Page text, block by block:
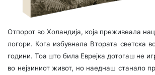
Отпорот во Холандија, која преживеала
логори. Кога избувнала Втората светска
години. Тоа што била Еврејка дотогаш не
во нејзиниот живот, но наеднаш станало